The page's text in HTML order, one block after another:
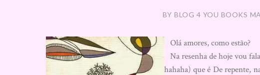
BY BLOG 4 YOU BOOKS
Olá amores, como estão?
Na resenha de hoje vou
hahaha) que é De repente,